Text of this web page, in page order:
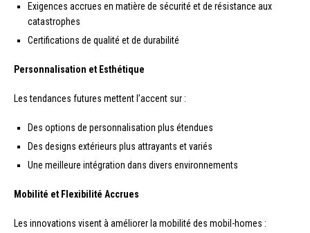
Exigences accrues en matière de sécurité et de résistance aux
catastrophes
Certifications de qualité et de durabilité
Personnalisation et Esthétique
Les tendances futures mettent l’accent sur :
Des options de personnalisation plus étendues
Des designs extérieurs plus attrayants et variés
Une meilleure intégration dans divers environnements
Mobilité et Flexibilité Accrues
Les innovations visent à améliorer la mobilité des mobil-homes :